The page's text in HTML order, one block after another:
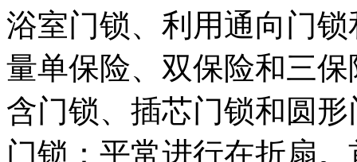
浴室门锁、利用通向门
量单保险、双保险和三
含门锁、插芯门锁和圆
门锁：平常进行在折扇